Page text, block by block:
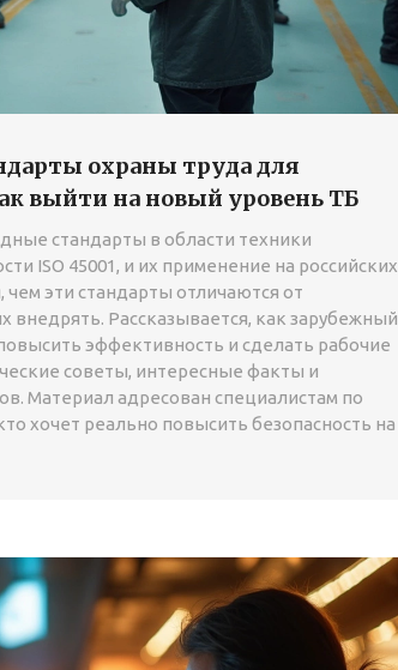
охраны труда для
выйти на новый уровень ТБ
стандарты в области техники
ISO 45001, и их применение на российских
эти стандарты отличаются от
внедрять. Рассказывается, как зарубежный
эффективность и сделать рабочие
советы, интересные факты и
Материал адресован специалистам по
хочет реально повысить безопасность на